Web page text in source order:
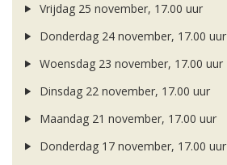
Vrijdag 25 november, 17.00 uur
Donderdag 24 november, 17.00 uur
Woensdag 23 november, 17.00 uur
Dinsdag 22 november, 17.00 uur
Maandag 21 november, 17.00 uur
Donderdag 17 november, 17.00 uur